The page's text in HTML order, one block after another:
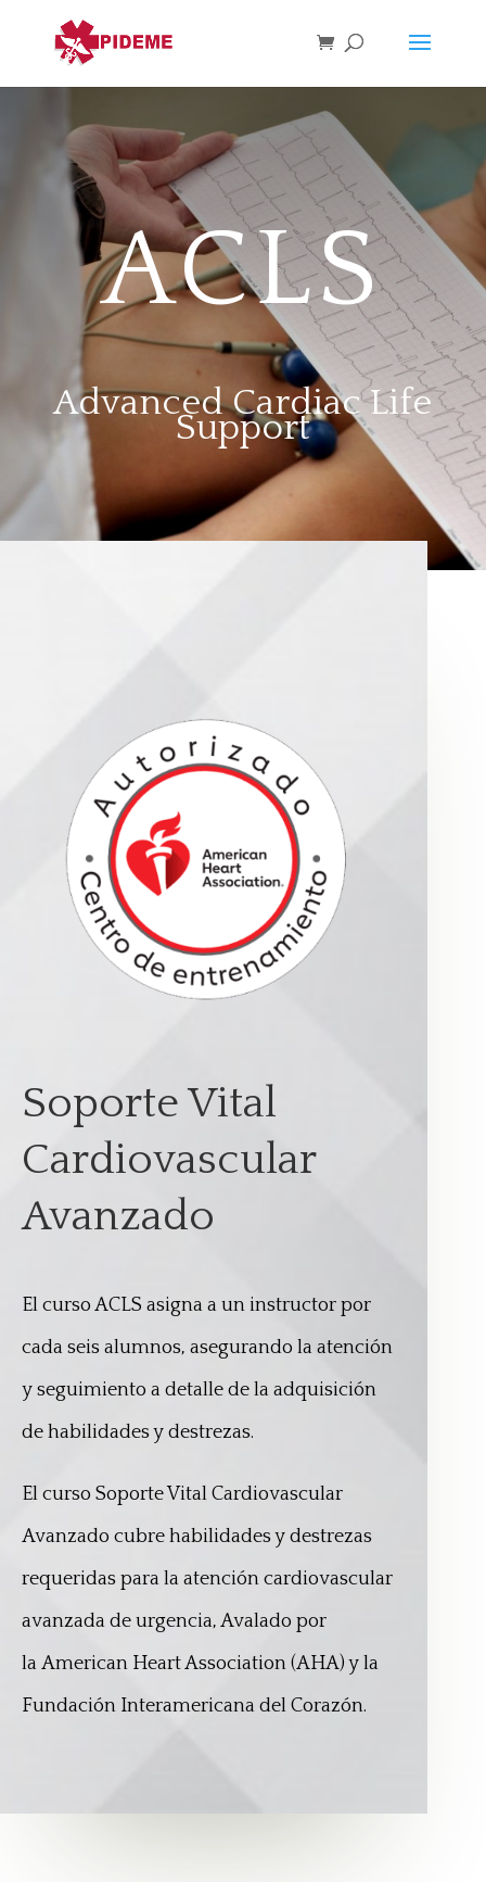
ACLS
Advanced Cardiac Life
Support
Soporte Vital
Cardiovascular
Avanzado
Elcurso ACLS asigna a un instructor por
cada seis alumnos, asegurando la atención
y seguimiento a detalle de la adquisición
de habilidades y destrezas.
El curso Soporte Vital Cardiovascular
Avanzado cubre habilidades y destrezas
requeridas para la atención cardiovascular
avanzada de urgencia, Avalado por
la American Heart Association (AHA) y la
Fundación Interamericana del Corazón.